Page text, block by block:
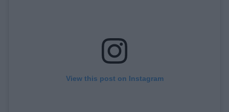
View this post on Instagram